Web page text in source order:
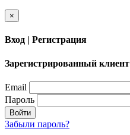
×
Вход | Регистрация
Зарегистрированный клиент
Email
Пароль
Войти
Забыли пароль?